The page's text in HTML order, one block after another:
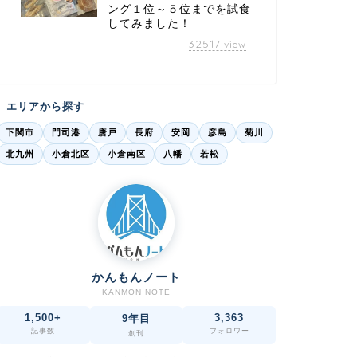
ング１位～５位までを試食
してみました！
32517 view
エリアから探す
下関市 門司港 唐戸 長府 安岡 彦島 菊川
北九州 小倉北区 小倉南区 八幡 若松
かんもんノート
KANMON NOTE
1,500+
記事数
9年目
創刊
3,363
フォロワー